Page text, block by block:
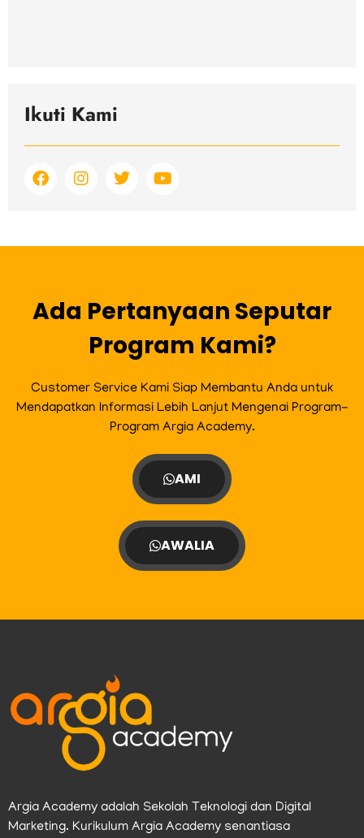
Ikuti Kami
F
a
o
I
n
g
m
T
w
e
Y
o
b
Ada Pertanyaan Seputar
Program Kami?
Customer Service Kami Siap Membantu Anda untuk
Mendapatkan Informasi Lebih Lanjut Mengenai Program-
Program Argia Academy.
AMI
AWALIA
Argia Academy adalah Sekolah Teknologi dan Digital
Marketing. Kurikulum Argia Academy senantiasa